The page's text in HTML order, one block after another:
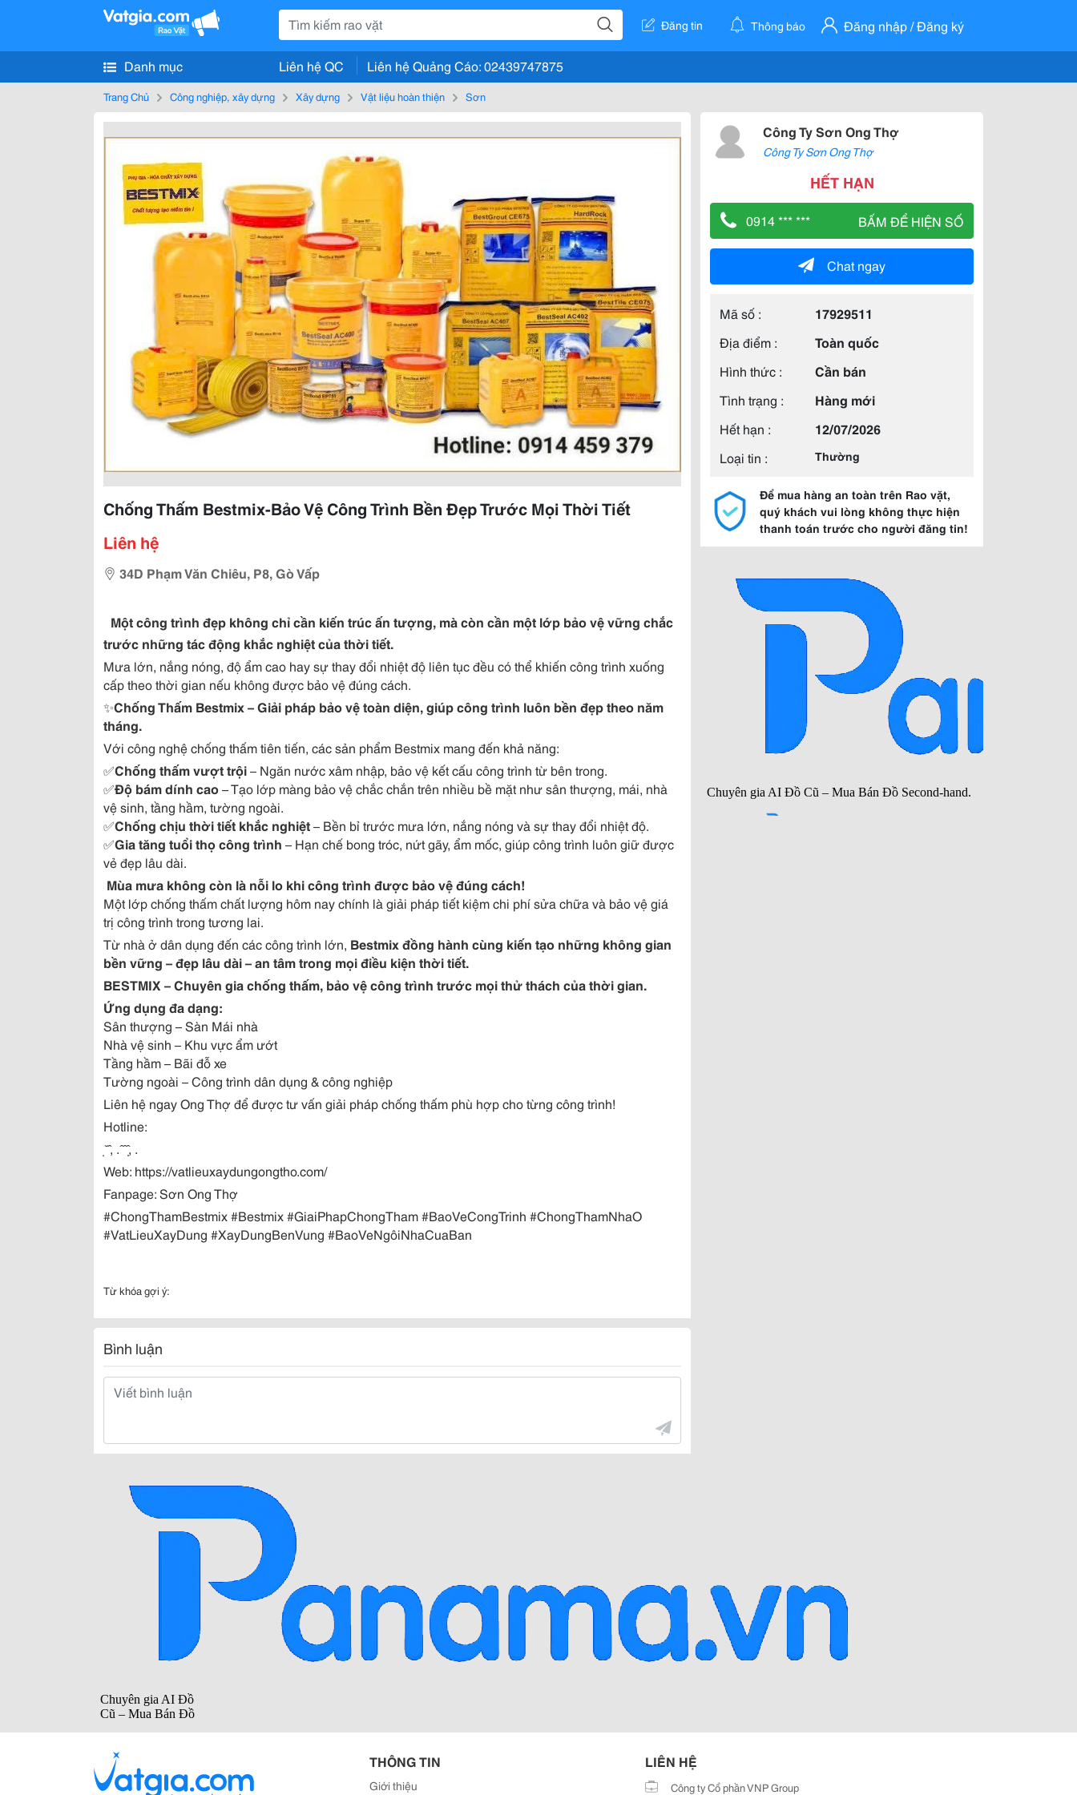
Đăng tin Thông báo Đăng nhập / Đăng ký
Danh mục Liên hệ QC Liên hệ Quảng Cáo: 02439747875
Trang Chủ Công nghiệp, xây dựng Xây dựng Vật liệu hoàn thiện Sơn
Chống Thấm Bestmix-Bảo Vệ Công Trình Bền Đẹp Trước Mọi Thời Tiết
Liên hệ
34D Phạm Văn Chiêu, P8, Gò Vấp
Một công trình đẹp không chỉ cần kiến trúc ấn tượng, mà còn cần một lớp bảo vệ vững chắc
trước những tác động khắc nghiệt của thời tiết.
Mưa lớn, nắng nóng, độ ẩm cao hay sự thay đổi nhiệt độ liên tục đều có thể khiến công trình xuống
cấp theo thời gian nếu không được bảo vệ đúng cách.
✨Chống Thấm Bestmix – Giải pháp bảo vệ toàn diện, giúp công trình luôn bền đẹp theo năm
tháng.
Với công nghệ chống thấm tiên tiến, các sản phẩm Bestmix mang đến khả năng:
✅Chống thấm vượt trội– Ngăn nước xâm nhập, bảo vệ kết cấu công trình từ bên trong.
✅Độ bám dính cao– Tạo lớp màng bảo vệ chắc chắn trên nhiều bề mặt như sân thượng, mái, nhà
vệ sinh, tầng hầm, tường ngoài.
✅Chống chịu thời tiết khắc nghiệt– Bền bỉ trước mưa lớn, nắng nóng và sự thay đổi nhiệt độ.
✅Gia tăng tuổi thọ công trình – Hạn chế bong tróc, nứt gãy, ẩm mốc, giúp công trình luôn giữ được
vẻ đẹp lâu dài.
Mùa mưa không còn là nỗi lo khi công trình được bảo vệ đúng cách!
Một lớp chống thấm chất lượng hôm nay chính là giải pháp tiết kiệm chi phí sửa chữa và bảo vệ giá
trị công trình trong tương lai.
Từ nhà ở dân dụng đến các công trình lớn, Bestmix đồng hành cùng kiến tạo những không gian
bền vững – đẹp lâu dài – an tâm trong mọi điều kiện thời tiết.
BESTMIX – Chuyên gia chống thấm, bảo vệ công trình trước mọi thử thách của thời gian.
Ứng dụng đa dạng:
Sân thượng – Sàn Mái nhà
Nhà vệ sinh – Khu vực ẩm ướt
Tầng hầm – Bãi đỗ xe
Tường ngoài – Công trình dân dụng & công nghiệp
Liên hệ ngay Ong Thợ để được tư vấn giải pháp chống thấm phù hợp cho từng công trình!
Hotline:
, . , .
Web: https://vatlieuxaydungongtho.com/
Fanpage: Sơn Ong Thợ
#ChongThamBestmix #Bestmix #GiaiPhapChongTham #BaoVeCongTrinh #ChongThamNhaO
#VatLieuXayDung #XayDungBenVung #BaoVeNgôiNhaCuaBan
Từ khóa gợi ý:
Bình luận
Công Ty Sơn Ong Thợ
Công Ty Sơn Ong Thợ
HẾT HẠN
0914 *** *** BẤM ĐỂ HIỆN SỐ
Chat ngay
Mã số :
17929511
Địa điểm :
Toàn quốc
Hình thức :
Cần bán
Tình trạng :
Hàng mới
Hết hạn :
12/07/2026
Loại tin :
Thường
Để mua hàng an toàn trên Rao vặt,
quý khách vui lòng không thực hiện
thanh toán trước cho người đăng tin!
THÔNG TIN
Giới thiệu
LIÊN HỆ
Công ty Cổ phần VNP Group